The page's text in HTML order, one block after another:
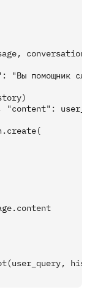
"Вы помощник
"content":